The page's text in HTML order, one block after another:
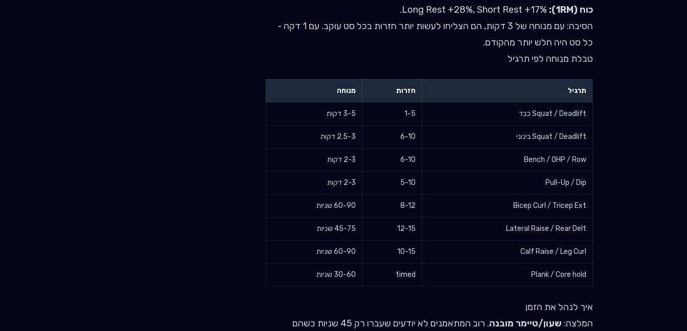
כוח (1RM):
הסיבה: עם מנוחה של 3 דקות, הם הצליחו לעשות יותר חזרות בכל סט עוקב. עם 1 דקה -
כל סט היה חלש יותר מהקודם.
טבלת מנוחה לפי תרגיל
תרגיל חזרות מנוחה
Squat / Deadlift כבד 1-5 3-5 דקות
Squat / Deadlift בינוני 6-10 2.5-3 דקות
Bench / OHP / Row
6-10 2-3 דקות
Pull-Up / Dip
5-10 2-3 דקות
Bicep Curl / Tricep Ext
8-12 60-90 שניות
Lateral Raise / Rear Delt
12-15 45-75 שניות
Calf Raise / Leg Curl
10-15 60-90 שניות
Plank / Core hold
timed 30-60 שניות
איך לנהל את הזמן
המלצה: שעון/טיימר מובנה
. רוב המתאמנים לא יודעים שעברו רק 45 שניות כשהם